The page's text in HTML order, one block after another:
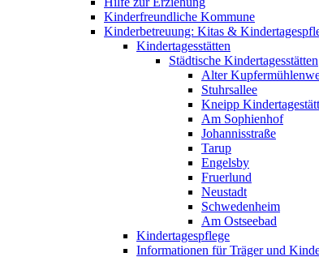
Kinderfreundliche Kommune
Kinderbetreuung: Kitas &
Kindertagesstätten
Städtische Kindertagesstätten
Alter
Stuhrsallee
Kneipp
Am Sophienhof
Johannisstraße
Tarup
Engelsby
Fruerlund
Neustadt
Schwedenheim
Am Ostseebad
Kindertagespflege
Informationen für Träger und